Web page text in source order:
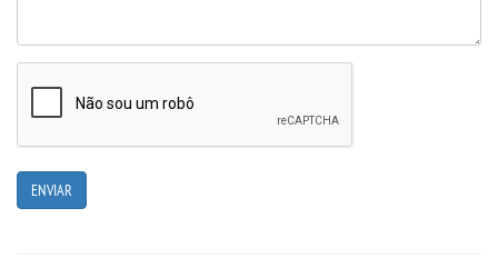
TCC
NOTÍCIAS